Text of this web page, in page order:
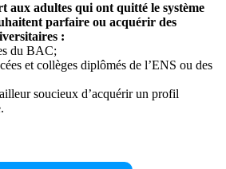
aux adultes qui ont quitté le système
parfaire ou acquérir des
:
du BAC;
et collèges diplômés de l’ENS ou des
soucieux d’acquérir un profil